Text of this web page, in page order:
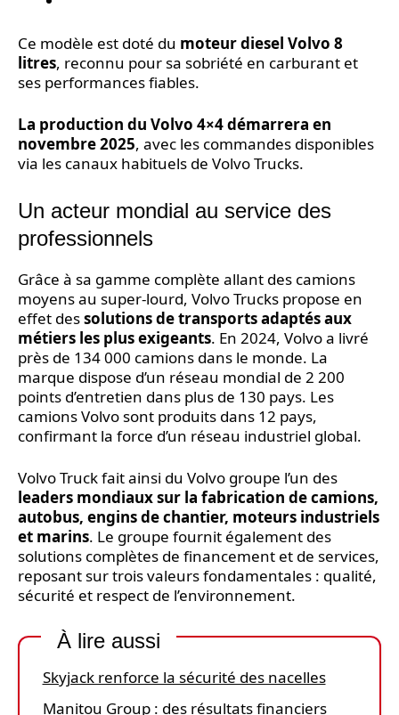
Ce modèle est doté du moteur diesel Volvo 8
litres, reconnu pour sa sobriété en carburant et
ses performances fiables.
La production du Volvo 4×4 démarrera en
novembre 2025, avec les commandes disponibles
via les canaux habituels de Volvo Trucks.
Un acteur mondial au service des
professionnels
Grâce à sa gamme complète allant des camions
moyens au super-lourd, Volvo Trucks propose en
effet dessolutions de transports adaptés aux
métiers les plus exigeants. En 2024, Volvo a livré
près de 134 000 camions dans le monde. La
marque dispose d’un réseau mondial de 2 200
points d’entretien dans plus de 130 pays. Les
camions Volvo sont produits dans 12 pays,
confirmant la force d’un réseau industriel global.
Volvo Truck fait ainsi du Volvo groupe l’un des
leaders mondiaux sur la fabrication de camions,
autobus, engins de chantier, moteurs industriels
et marins. Le groupe fournit également des
solutions complètes de financement et de services,
reposant sur trois valeurs fondamentales : qualité,
sécurité et respect de l’environnement.
À lire aussi
Skyjack renforce la sécurité des nacelles
Manitou Group : des résultats financiers